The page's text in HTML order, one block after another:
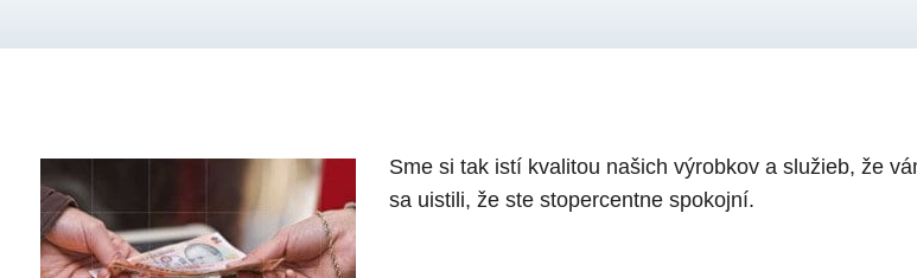
Sme si tak istí kvalitou našich výrobkov a služieb, že
sa uistili, že ste stopercentne spokojní.